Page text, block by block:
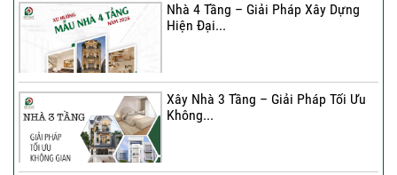
Nhà 4 Tầng – Giải Pháp Xây Dựng
Hiện Đại...
Xây Nhà 3 Tầng – Giải Pháp Tối Ưu
Không...